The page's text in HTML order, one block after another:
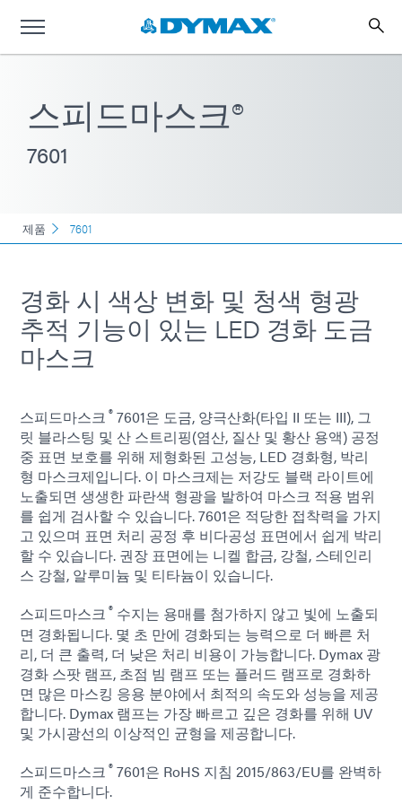
스피드마스크®
7601
제품 7601
경화 시 색상 변화 및 청색 형광
추적 기능이 있는 LED 경화 도금
마스크
스피드마스크 ® 7601은 도금, 양극산화(타입 II 또는 III), 그
릿 블라스팅 및 산 스트리핑(염산, 질산 및 황산 용액) 공정
중 표면 보호를 위해 제형화된 고성능, LED 경화형, 박리
형 마스크제입니다. 이 마스크제는 저강도 블랙 라이트에
노출되면 생생한 파란색 형광을 발하여 마스크 적용 범위
를 쉽게 검사할 수 있습니다. 7601은 적당한 접착력을 가지
고 있으며 표면 처리 공정 후 비다공성 표면에서 쉽게 박리
할 수 있습니다. 권장 표면에는 니켈 합금, 강철, 스테인리
스 강철, 알루미늄 및 티타늄이 있습니다.
스피드마스크 ® 수지는 용매를 첨가하지 않고 빛에 노출되
면 경화됩니다. 몇 초 만에 경화되는 능력으로 더 빠른 처
리, 더 큰 출력, 더 낮은 처리 비용이 가능합니다. Dymax 광
경화 스팟 램프, 초점 빔 램프 또는 플러드 램프로 경화하
면 많은 마스킹 응용 분야에서 최적의 속도와 성능을 제공
합니다. Dymax 램프는 가장 빠르고 깊은 경화를 위해 UV
및 가시광선의 이상적인 균형을 제공합니다.
스피드마스크 ® 7601은 RoHS 지침 2015/863/EU를 완벽하
게 준수합니다.